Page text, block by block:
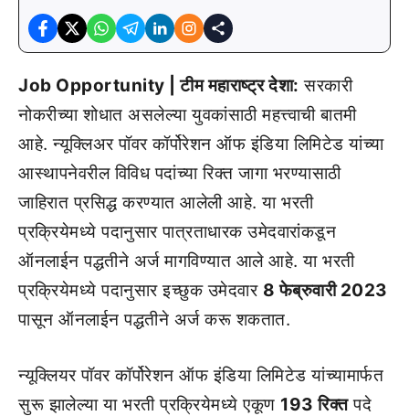
Job Opportunity | टीम महाराष्ट्र देशा: सरकारी
नोकरीच्या शोधात असलेल्या युवकांसाठी महत्त्वाची बातमी
आहे. न्यूक्लिअर पॉवर कॉर्पोरेशन ऑफ इंडिया लिमिटेड यांच्या
आस्थापनेवरील विविध पदांच्या रिक्त जागा भरण्यासाठी
जाहिरात प्रसिद्ध करण्यात आलेली आहे. या भरती
प्रक्रियेमध्ये पदानुसार पात्रताधारक उमेदवारांकडून
ऑनलाईन पद्धतीने अर्ज मागविण्यात आले आहे. या भरती
प्रक्रियेमध्ये पदानुसार इच्छुक उमेदवार 8 फेब्रुवारी 2023
पासून ऑनलाईन पद्धतीने अर्ज करू शकतात.
न्यूक्लियर पॉवर कॉर्पोरेशन ऑफ इंडिया लिमिटेड यांच्यामार्फत
सुरू झालेल्या या भरती प्रक्रियेमध्ये एकूण 193 रिक्तपदे